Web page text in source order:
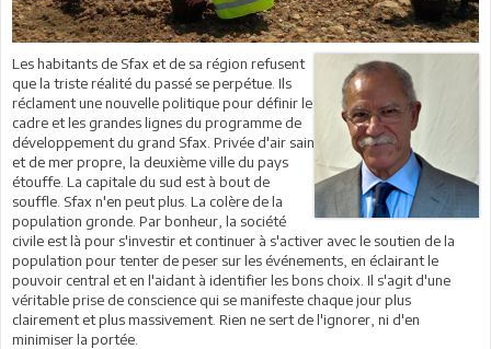
Les habitants de Sfax et de sa région refusent
que la triste réalité du passé se perpétue. Ils
réclament une nouvelle politique pour définir le
cadre et les grandes lignes du programme de
développement du grand Sfax. Privée d'air sain
et de mer propre, la deuxième ville du pays
étouffe. La capitale du sud est à bout de
souffle. Sfax n'en peut plus. La colère de la
population gronde. Par bonheur, la société
civile est là pour s'investir et continuer à s'activer avec le soutien de la
population pour tenter de peser sur les événements, en éclairant le
pouvoir central et en l'aidant à identifier les bons choix. Il s'agit d'une
véritable prise de conscience qui se manifeste chaque jour plus
clairement et plus massivement. Rien ne sert de l'ignorer, ni d'en
minimiser la portée.